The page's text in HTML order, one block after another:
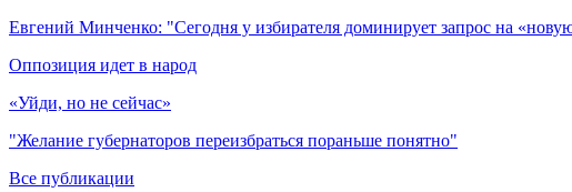
Евгений Минченко: "Сегодня у избирателя доминирует запрос на
Оппозиция идет в народ
«Уйди, но не сейчас»
"Желание губернаторов переизбраться пораньше понятно"
Все публикации